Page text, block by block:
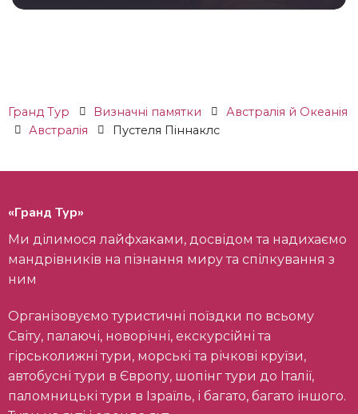
Гранд Тур Визначні памятки
Австралія й Океанія
Австралія
Пустеля Піннаклс
«Гранд Тур»
Ми ділимося лайфхаками, досвідом та надихаємо
мандрівників на пізнання миру та спілкування з
ним
Організовуємо туристичні поїздки по всьому
Світу, палаючі, новорічні, екскурсійні та
гірськолижні тури, морські та річкові круїзи,
автобусні тури в Європу, шопінг тури до Італії,
паломницькі тури в Ізраїль, і багато, багато іншого.